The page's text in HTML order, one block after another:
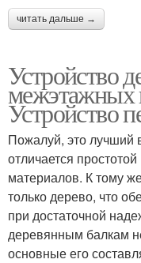
читать дальше →
Устройство
межэтажных
Устройство
Пожалуй, это лучший
отличается
материалов. К тому
только дерево, что
при достаточной
деревянным балкам
основные его